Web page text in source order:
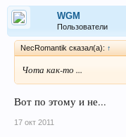
WGM
Пользователи
NecRomantik сказал(а): ↑
Чота как-то ...
Вот по этому и не...
17 окт 2011